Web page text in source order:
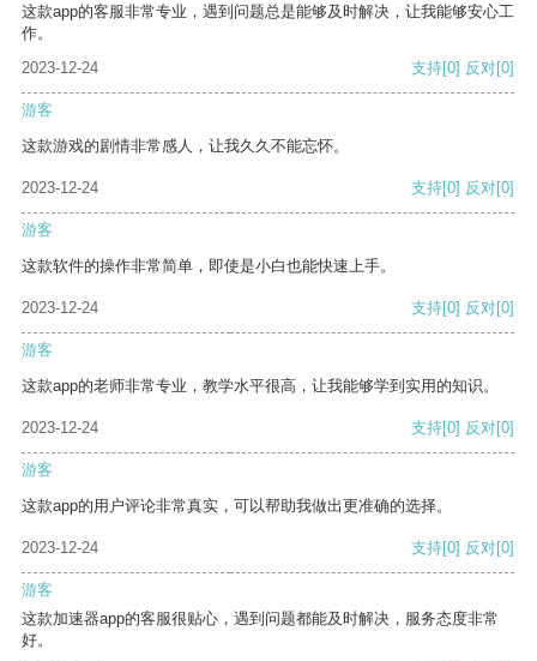
这款app的客服非常专业，遇到问题总是能够及时解决，让我能够安心工
作。
2023-12-24
支持[0] 反对[0]
游客
这款游戏的剧情非常感人，让我久久不能忘怀。
2023-12-24 支持[0] 反对[0]
游客
这款软件的操作非常简单，即使是小白也能快速上手。
2023-12-24 支持[0] 反对[0]
游客
这款app的老师非常专业，教学水平很高，让我能够学到实用的知识。
2023-12-24 支持[0] 反对[0]
游客
这款app的用户评论非常真实，可以帮助我做出更准确的选择。
2023-12-24 支持[0] 反对[0]
游客
这款加速器app的客服很贴心，遇到问题都能及时解决，服务态度非常
好。